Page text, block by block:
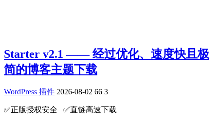
Starter v2.1 —— 经过优化、速度快且极
简的博客主题下载
WordPress 插件 2026-08-02 66 3
✅️正版授权安全 ✅️直链高速下载